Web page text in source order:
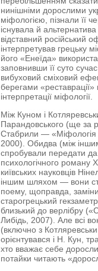
нинішніми дорослими
міфологією, пізнали її
існувала й
відставний російський
інтерпретував грецьку
його «Енеїда»
заповнивши її суто
вибуховий сміховий
берегами «реставрації»
інтерпретації міфології.
Між Куном і
Парандовського (ще за
Стабрили —
2000). Обидва (між
спробували передати
психологічного роману
київських науковців
іншим шляхом — вони
поему, щоправда,
старогрецький
близький до верлібру
Либідь, 2007). Але всі
(включно з
орієнтувався і Н. Кун,
хто вважає себе
потайки читають